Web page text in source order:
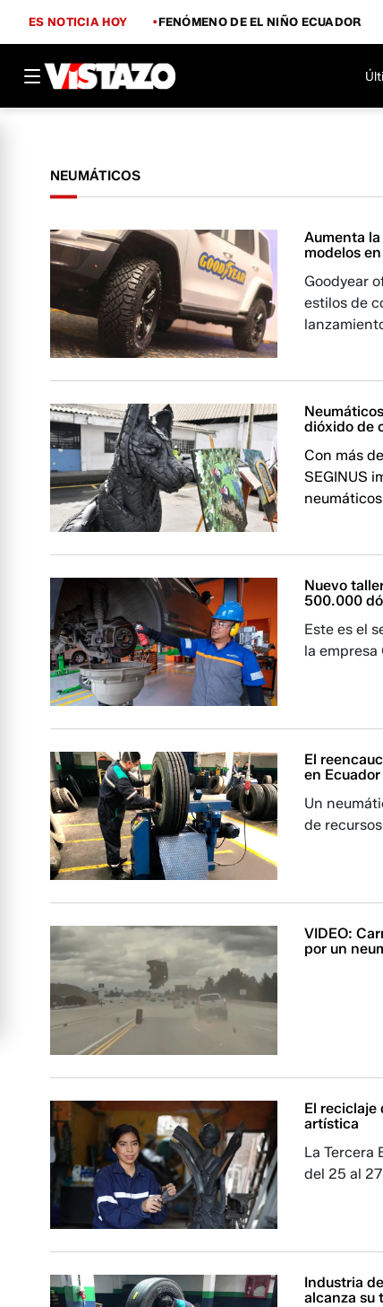
ES NOTICIA HOY FENÓMENO DE EL NIÑO ECUADOR
NEUMÁTICOS
Aumenta
modelos
Goodyear
estilos de
dióxido de
Con más
SEGINUS
Nuevo
500.000
Este es el
la empresa
El
en Ecuador
Un
de
VIDEO:
por un
El reciclaje
artística
La Tercera
del 25 al
Industria
alcanza su